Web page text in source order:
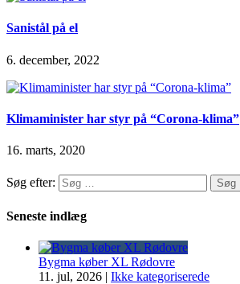
Sanistål på el
6. december, 2022
Klimaminister har styr på “Corona-klima”
16. marts, 2020
Søg efter:
Seneste indlæg
Bygma køber XL Rødovre
11. jul, 2026 | Ikke kategoriserede